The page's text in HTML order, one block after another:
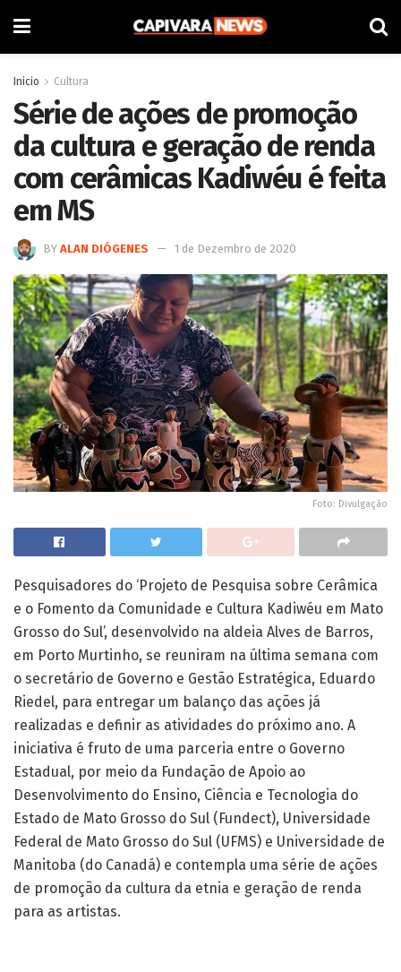
Inicio Cultura
Série de ações de promoção
da cultura e geração de renda
com cerâmicas Kadiwéu é feita
em MS
BY ALAN DIÓGENES 1 de Dezembro de 2020
Foto: Divulgação
Pesquisadores do ‘Projeto de Pesquisa sobre Cerâmica
e o Fomento da Comunidade e Cultura Kadiwéu em Mato
Grosso do Sul’, desenvolvido na aldeia Alves de Barros,
em Porto Murtinho, se reuniram na última semana com
o secretário de Governo e Gestão Estratégica, Eduardo
Riedel, para entregar um balanço das ações já
realizadas e definir as atividades do próximo ano. A
iniciativa é fruto de uma parceria entre o Governo
Estadual, por meio da Fundação de Apoio ao
Desenvolvimento do Ensino, Ciência e Tecnologia do
Estado de Mato Grosso do Sul (Fundect), Universidade
Federal de Mato Grosso do Sul (UFMS) e Universidade de
Manitoba (do Canadá) e contempla uma série de ações
de promoção da cultura da etnia e geração de renda
para as artistas.